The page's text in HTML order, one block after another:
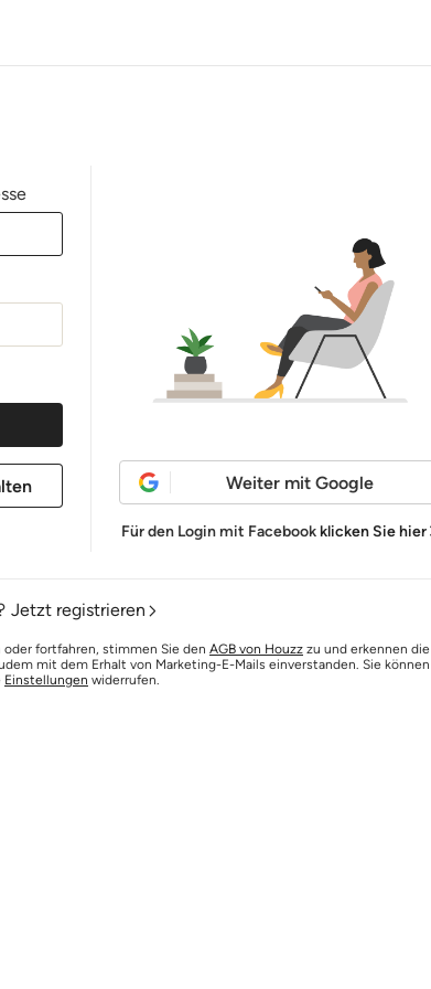
Weiter mit Google
Für den Login mit Facebookklicken Sie hier
Jetzt registrieren
fortfahren, stimmen Sie den AGB von Houzz zu und erkennen die
mit dem Erhalt von Marketing-E-Mails einverstanden. Sie können
Einstellungen widerrufen.